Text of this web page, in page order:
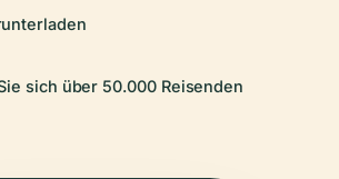
sich über 50.000 Reisenden